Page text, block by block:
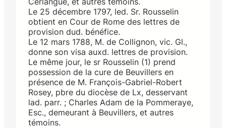
Le 25 décembre 1797, led. Sr. Rousselin
obtient en Cour de Rome des lettres de
provision dud. bénéfice.
Le 12 mars 1788, M. de Collignon, vic. Gl.,
donne son visa auxd. lettres de provision.
Le même jour, le sr Rousselin (1) prend
possession de la cure de Beuvillers en
présence de M. François-Gabriel-Robert
Rosey, pbre du diocèse de Lx, desservant
lad. parr. ; Charles Adam de la Pommeraye,
Esc., demeurant à Beuvillers, et autres
témoins.